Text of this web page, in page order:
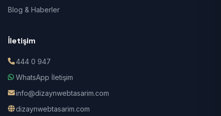
Blog & Haberler
İletişim
444 0 947
WhatsApp İletişim
info@dizaynwebtasarim.com
dizaynwebtasarim.com